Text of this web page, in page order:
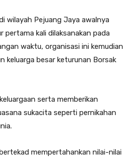
wilayah Pejuang Jaya awalnya
pertama kali dilaksanakan pada
waktu, organisasi ini kemudian
keluarga besar keturunan Borsak
serta memberikan
sukacita seperti pernikahan
mempertahankan nilai-nilai